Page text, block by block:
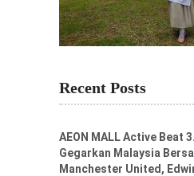
Recent Posts
AEON MALL Active Beat
Gegarkan Malaysia
Manchester United,